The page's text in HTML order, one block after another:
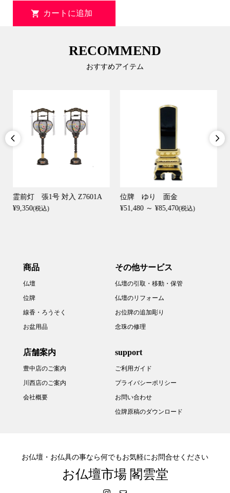
RECOMMEND
おすすめアイテム

霊前灯 張1号 対入 Z7601A
¥9,350(税込)
位牌 ゆり 面金
¥51,480 ～ ¥85,470(税込)

商品
仏壇
位牌
線香・ろうそく
お盆用品
その他サービス
仏壇の引取・移動・保管
仏壇のリフォーム
お位牌の追加彫り
念珠の修理
店舗案内
豊中店のご案内
川西店のご案内
会社概要
support
ご利用ガイド
プライバシーポリシー
お問い合わせ
位牌原稿のダウンロード
お仏壇・お仏具の事なら何でもお気軽にお問合せください
お仏壇市場 閣雲堂